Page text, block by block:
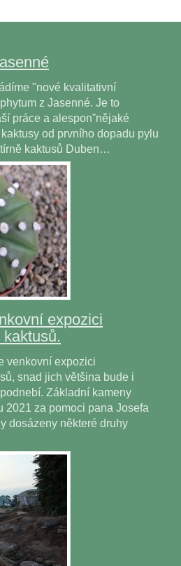
"nové kvalitativní
z Jasenné. Je to
práce a alesponˇnějaké
od prvního dopadu pylu
kaktusů Duben…
expozici
venkovní expozici
snad jich většina bude i
Základní kameny
2021 za pomoci pana Josefa
dosázeny některé druhy